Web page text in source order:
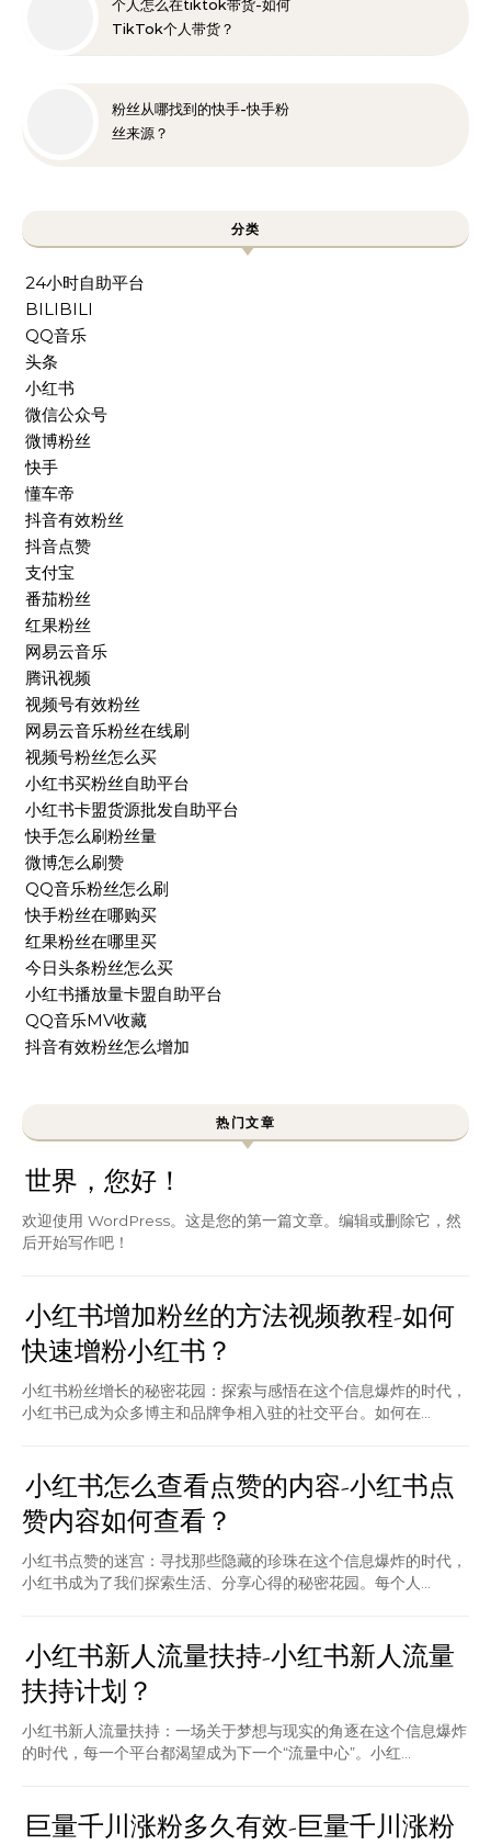
个人怎么在tiktok带货-如何
TikTok个人带货？
粉丝从哪找到的快手-快手粉
丝来源？
分类
24小时自助平台
BILIBILI
QQ音乐
头条
小红书
微信公众号
微博粉丝
快手
懂车帝
抖音有效粉丝
抖音点赞
支付宝
番茄粉丝
红果粉丝
网易云音乐
腾讯视频
视频号有效粉丝
网易云音乐粉丝在线刷
视频号粉丝怎么买
小红书买粉丝自助平台
小红书卡盟货源批发自助平台
快手怎么刷粉丝量
微博怎么刷赞
QQ音乐粉丝怎么刷
快手粉丝在哪购买
红果粉丝在哪里买
今日头条粉丝怎么买
小红书播放量卡盟自助平台
QQ音乐MV收藏
抖音有效粉丝怎么增加
热门文章
世界，您好！
欢迎使用 WordPress。这是您的第一篇文章。编辑或删除它，然
后开始写作吧！
小红书增加粉丝的方法视频教程-如何
快速增粉小红书？
小红书粉丝增长的秘密花园：探索与感悟在这个信息爆炸的时代，
小红书已成为众多博主和品牌争相入驻的社交平台。如何在...
小红书怎么查看点赞的内容-小红书点
赞内容如何查看？
小红书点赞的迷宫：寻找那些隐藏的珍珠在这个信息爆炸的时代，
小红书成为了我们探索生活、分享心得的秘密花园。每个人...
小红书新人流量扶持-小红书新人流量
扶持计划？
小红书新人流量扶持：一场关于梦想与现实的角逐在这个信息爆炸
的时代，每一个平台都渴望成为下一个“流量中心”。小红...
巨量千川涨粉多久有效-巨量千川涨粉